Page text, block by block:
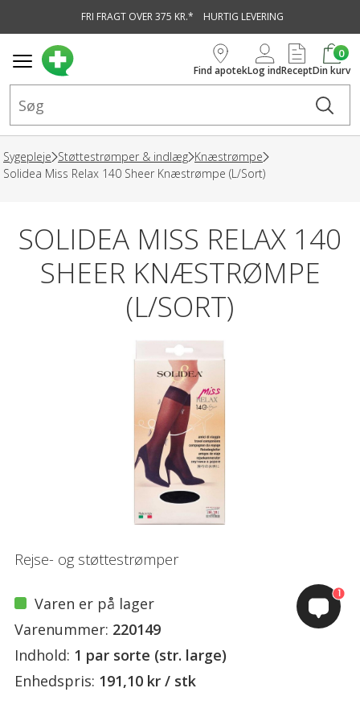
FRI FRAGT OVER 375 KR.* HURTIG LEVERING
Find apotekLog indRecept
0
Din kurv
Sygepleje Støttestrømper & indlæg Knæstrømpe
Solidea Miss Relax 140 Sheer Knæstrømpe (L/Sort)
SOLIDEA MISS RELAX 140
SHEER KNÆSTRØMPE
(L/SORT)
Rejse- og støttestrømper
Varen er på lager
Varenummer: 220149
Indhold: 1 par sorte (str. large)
Enhedspris: 191,10 kr / stk
1